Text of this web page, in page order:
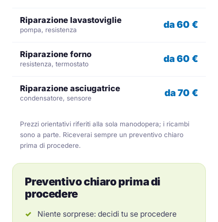
Riparazione lavastoviglie
pompa, resistenza da 60 €
Riparazione forno
resistenza, termostato da 60 €
Riparazione asciugatrice
condensatore, sensore da 70 €
Prezzi orientativi riferiti alla sola manodopera; i ricambi
sono a parte. Riceverai sempre un preventivo chiaro
prima di procedere.
Preventivo chiaro prima di
procedere
Niente sorprese: decidi tu se procedere